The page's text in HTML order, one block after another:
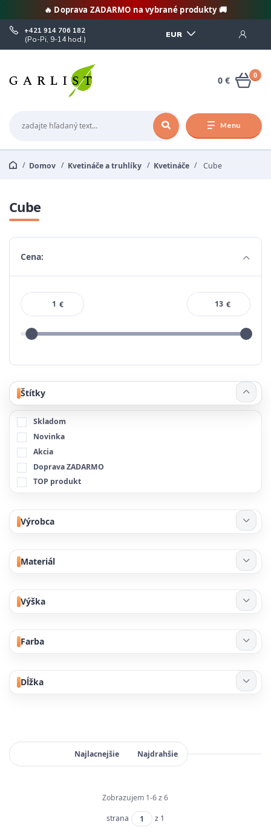
🔥 Doprava ZADARMO na vybrané produkty 🚚
Menu
EUR
+421 914 706 182
(Po-Pi, 9-14 hod.)
0
0 €
Domov Kvetináče a truhlíky Kvetináče Cube
Cube
Cena:
€ €
Štítky
Skladom
Novinka
Akcia
Doprava ZADARMO
TOP produkt
Výrobca
Materiál
Výška
Farba
Dĺžka
Najlacnejšie Najdrahšie
Zobrazujem 1-6 z 6
strana z 1